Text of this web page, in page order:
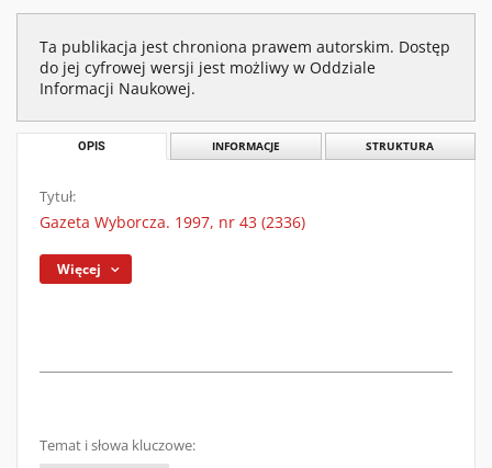
Ta publikacja jest chroniona prawem autorskim. Dostęp
do jej cyfrowej wersji jest możliwy w Oddziale
Informacji Naukowej.
OPIS INFORMACJE STRUKTURA
Tytuł:
Gazeta Wyborcza. 1997, nr 43 (2336)
Więcej
Temat i słowa kluczowe: